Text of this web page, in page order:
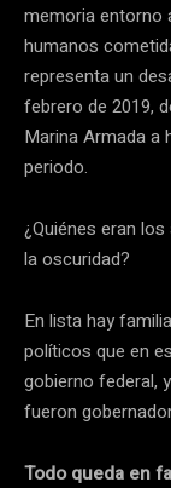
memoria entorno
humanos
representa un
febrero de 2019,
Marina Armada a
periodo.
¿Quiénes eran
la oscuridad?
En lista hay
políticos que en
gobierno federal,
fueron
Todo queda en